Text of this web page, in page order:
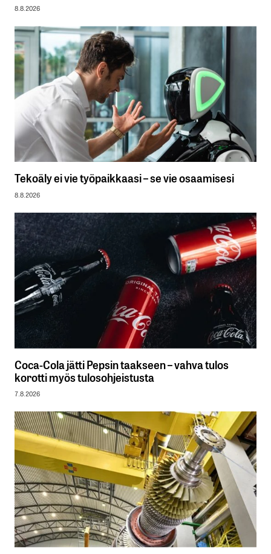
8.8.2026
Tekoäly ei vie työpaikkaasi – se vie osaamisesi
8.8.2026
Coca-Cola jätti Pepsin taakseen – vahva tulos
korotti myös tulosohjeistusta
7.8.2026